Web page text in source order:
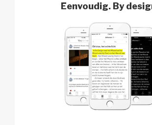
Eenvoudig. By